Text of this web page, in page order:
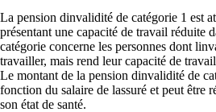
La pension dinvalidité de catégorie 1 est
présentant une capacité de travail réduite
catégorie concerne les personnes dont
travailler, mais rend leur capacité de
Le montant de la pension dinvalidité de
fonction du salaire de lassuré et peut être
son état de santé.